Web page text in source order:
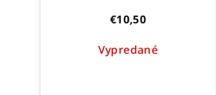
€10,50
Vypredané